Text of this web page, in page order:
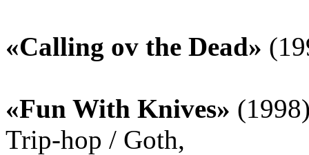
«Calling ov the Dead»
«Fun With Knives»
Trip-hop / Goth,